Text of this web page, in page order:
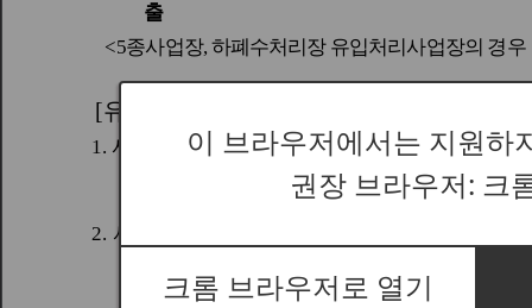
이 브라우저에서는 지원하
권장 브라우저: 크
크롬 브라우저로 열기